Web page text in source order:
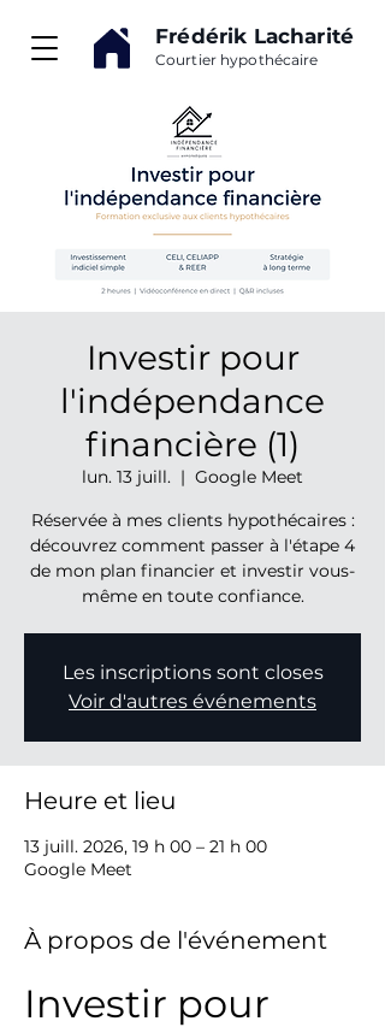
Frédérik Lacharité
Courtier hypothécaire
Investir pour
l'indépendance
financière (1)
lun. 13 juill.
  |
Google Meet
Réservée à mes clients hypothécaires :
découvrez comment passer à l'étape 4
de mon plan financier et investir vous-
même en toute confiance.
Les inscriptions sont closes
Voir d'autres événements
Heure et lieu
13 juill. 2026, 19 h 00 – 21 h 00
Google Meet
À propos de l'événement
Investir pour